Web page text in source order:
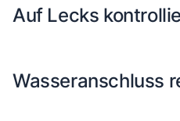
Auf Lecks
Wasseranschluss